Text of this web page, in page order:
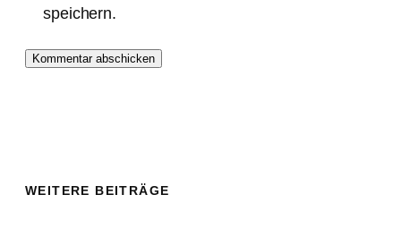
speichern.
WEITERE BEITRÄGE